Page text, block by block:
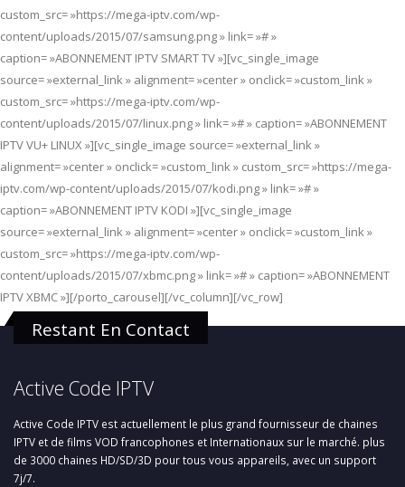
custom_src= »https://mega-iptv.com/wp-
content/uploads/2015/07/samsung.png » link= »# »
caption= »ABONNEMENT IPTV SMART TV »][vc_single_image
source= »external_link » alignment= »center » onclick= »custom_link »
custom_src= »https://mega-iptv.com/wp-
content/uploads/2015/07/linux.png » link= »# » caption= »ABONNEMENT
IPTV VU+ LINUX »][vc_single_image source= »external_link »
alignment= »center » onclick= »custom_link » custom_src= »https://mega-
iptv.com/wp-content/uploads/2015/07/kodi.png » link= »# »
caption= »ABONNEMENT IPTV KODI »][vc_single_image
source= »external_link » alignment= »center » onclick= »custom_link »
custom_src= »https://mega-iptv.com/wp-
content/uploads/2015/07/xbmc.png » link= »# » caption= »ABONNEMENT
IPTV XBMC »][/porto_carousel][/vc_column][/vc_row]
Restant En Contact
Active Code IPTV
Active Code IPTV est actuellement le plus grand fournisseur de chaines
IPTV et de films VOD francophones et Internationaux sur le marché. plus
de 3000 chaines HD/SD/3D pour tous vous appareils, avec un support
7j/7.